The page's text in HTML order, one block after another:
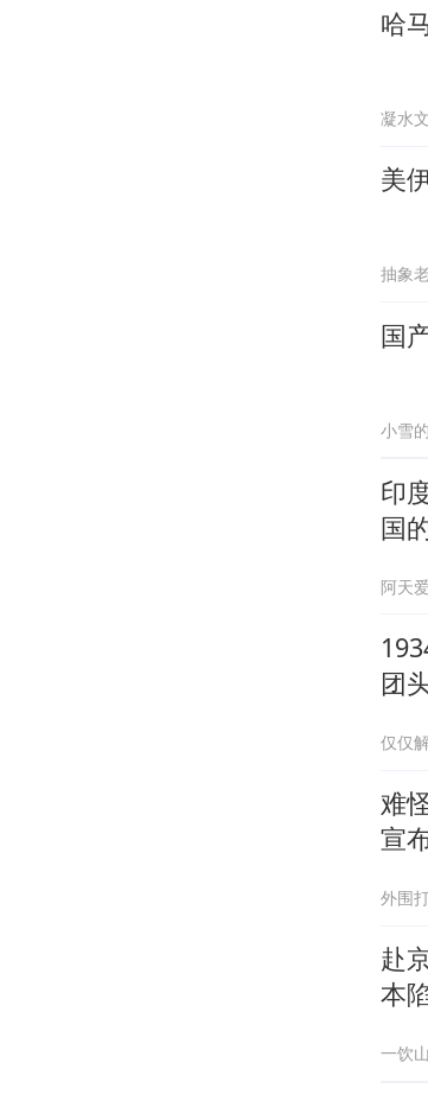
哈
凝水
美
抽象
国
小雪
印
国
阿天
团
仅仅
难
宣
外围
赴
本
一饮